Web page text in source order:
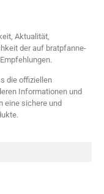
Aktualität,
der auf bratpfanne-
die offiziellen
Informationen und
eine sichere und